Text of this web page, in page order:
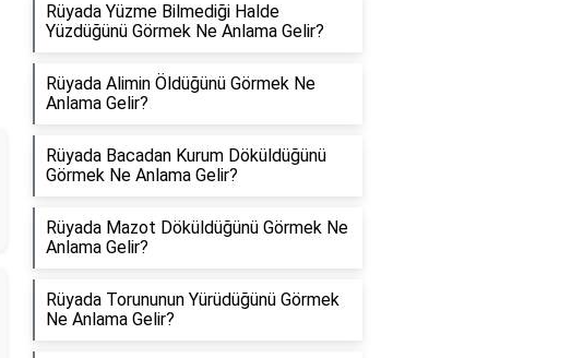
Rüyada Yüzme Bilmediği Halde
Yüzdüğünü Görmek Ne Anlama Gelir?
Rüyada Alimin Öldüğünü Görmek Ne
Anlama Gelir?
Rüyada Bacadan Kurum Döküldüğünü
Görmek Ne Anlama Gelir?
Rüyada Mazot Döküldüğünü Görmek Ne
Anlama Gelir?
Rüyada Torununun Yürüdüğünü Görmek
Ne Anlama Gelir?